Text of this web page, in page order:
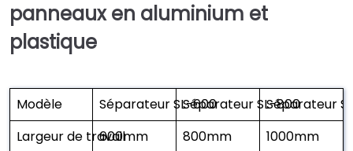
panneaux en aluminium et
plastique
Modèle Séparateur SL-600Séparateur SL-800Séparateur
Largeur de travail600mm 800mm
1000mm